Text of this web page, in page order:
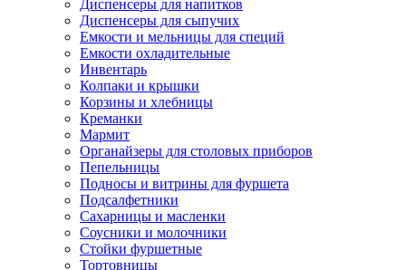
Диспенсеры для напитков
Диспенсеры для сыпучих
Емкости и мельницы для специй
Емкости охладительные
Инвентарь
Колпаки и крышки
Корзины и хлебницы
Креманки
Мармит
Органайзеры для столовых приборов
Пепельницы
Подносы и витрины для фуршета
Подсалфетники
Сахарницы и масленки
Соусники и молочники
Стойки фуршетные
Тортовницы